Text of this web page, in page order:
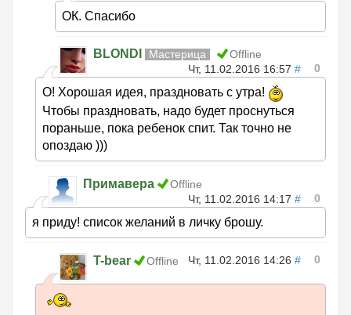
ОК. Спасибо
BLONDI Мастерица
Offline
Чт, 11.02.2016 16:57 # 0
О! Хорошая идея, праздновать с утра!
Чтобы праздновать, надо будет проснуться
пораньше, пока ребенок спит. Так точно не
опоздаю )))
Примавера
Offline
Чт, 11.02.2016 14:17 # 0
я приду! список желаний в личку брошу.
T-bear Offline Чт, 11.02.2016 14:26 # 0